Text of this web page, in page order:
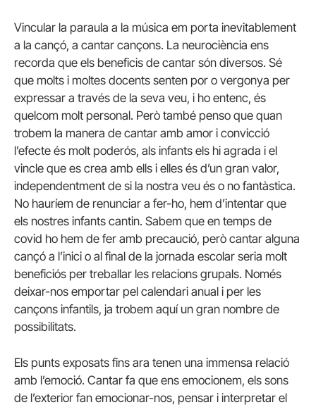
Vincular la paraula a la música em porta inevitablement
a la cançó, a cantar cançons. La neurociència ens
recorda que els beneficis de cantar són diversos. Sé
que molts i moltes docents senten por o vergonya per
expressar a través de la seva veu, i ho entenc, és
quelcom molt personal. Però també penso que quan
trobem la manera de cantar amb amor i convicció
l’efecte és molt poderós, als infants els hi agrada i el
vincle que es crea amb ells i elles és d’un gran valor,
independentment de si la nostra veu és o no fantàstica.
No hauríem de renunciar a fer-ho, hem d’intentar que
els nostres infants cantin. Sabem que en temps de
covid ho hem de fer amb precaució, però cantar alguna
cançó a l’inici o al final de la jornada escolar seria molt
beneficiós per treballar les relacions grupals. Només
deixar-nos emportar pel calendari anual i per les
cançons infantils, ja trobem aquí un gran nombre de
possibilitats.
Els punts exposats fins ara tenen una immensa relació
amb l’emoció. Cantar fa que ens emocionem, els sons
de l’exterior fan emocionar-nos, pensar i interpretar el